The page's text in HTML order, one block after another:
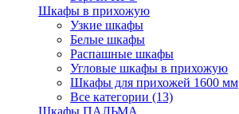
Шкафы в прихожую
Узкие шкафы
Белые шкафы
Распашные шкафы
Угловые шкафы в прихожую
Шкафы для прихожей 1600 мм
Все категории (13)
Шкафы ПАЛЬМА